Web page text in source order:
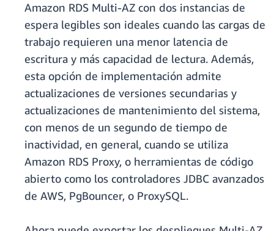
Amazon RDS Multi-AZ con dos instancias de
espera legibles son ideales cuando las cargas de
trabajo requieren una menor latencia de
escritura y más capacidad de lectura. Además,
esta opción de implementación admite
actualizaciones de versiones secundarias y
actualizaciones de mantenimiento del sistema,
con menos de un segundo de tiempo de
inactividad, en general, cuando se utiliza
Amazon RDS Proxy, o herramientas de código
abierto como los controladores JDBC avanzados
de AWS, PgBouncer, o ProxySQL.